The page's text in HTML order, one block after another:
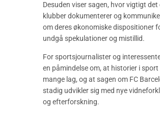
Desuden viser sagen, hvor vigtigt det
klubber dokumenterer og
om deres økonomiske dispositioner
undgå spekulationer og mistillid.
For sportsjournalister og
en påmindelse om, at historier i
mange lag, og at sagen om FC
stadig udvikler sig med nye
og efterforskning.